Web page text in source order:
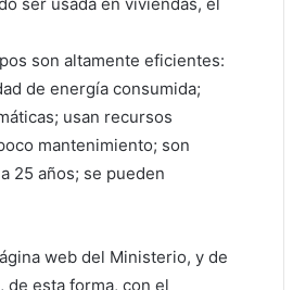
son altamente eficientes:
de energía consumida;
usan recursos
mantenimiento; son
25 años; se pueden
web del Ministerio, y de
de esta forma, con el